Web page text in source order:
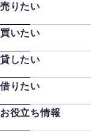
売りたい
買いたい
貸したい
借りたい
お役立ち情報